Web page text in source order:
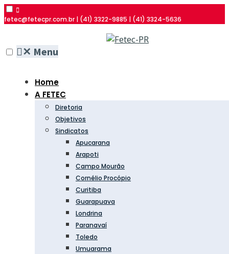
fetec@fetecpr.com.br | (41) 3322-9885 | (41) 3324-5636
✕ Menu
Home
A FETEC
Diretoria
Objetivos
Sindicatos
Apucarana
Arapoti
Campo Mourão
Cornélio Procópio
Curitiba
Guarapuava
Londrina
Paranavaí
Toledo
Umuarama